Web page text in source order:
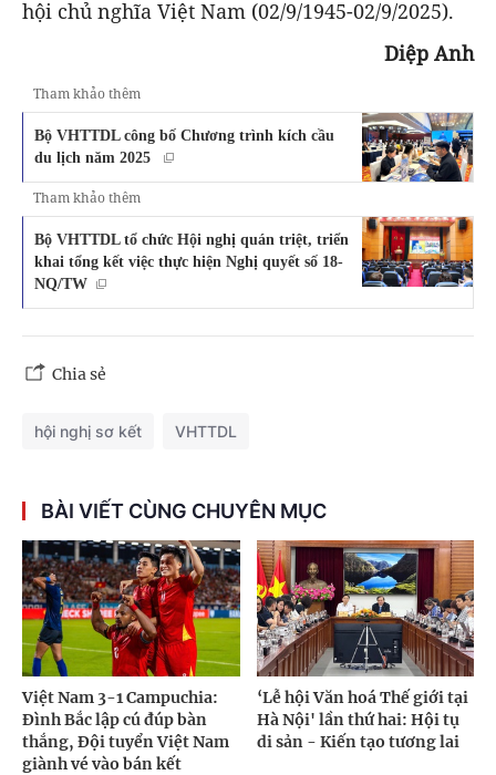
hội chủ nghĩa Việt Nam (02/9/1945-02/9/2025).
Diệp Anh
Tham khảo thêm
Bộ VHTTDL công bố Chương trình kích cầu
du lịch năm 2025
Tham khảo thêm
Bộ VHTTDL tổ chức Hội nghị quán triệt, triển
khai tổng kết việc thực hiện Nghị quyết số 18-
NQ/TW
Chia sẻ
hội nghị sơ kết VHTTDL
BÀI VIẾT CÙNG CHUYÊN MỤC
Việt Nam 3-1 Campuchia:
Đình Bắc lập cú đúp bàn
thắng, Đội tuyển Việt Nam
giành vé vào bán kết
‘Lễ hội Văn hoá Thế giới tại
Hà Nội' lần thứ hai: Hội tụ
di sản - Kiến tạo tương lai